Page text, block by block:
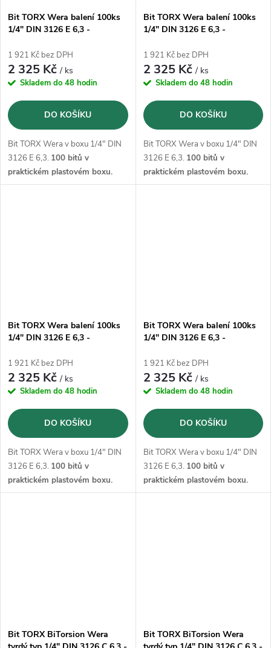
Bit TORX Wera balení 100ks
1/4" DIN 3126 E 6,3 -
1 921 Kč bez DPH
2 325 Kč/ ks
Skladem do 48 hodin
DO KOŠÍKU
Bit TORX Wera v boxu 1/4" DIN
3126 E 6,3. 100 bitů v
praktickém plastovém boxu.
Bit TORX Wera balení 100ks
1/4" DIN 3126 E 6,3 -
1 921 Kč bez DPH
2 325 Kč/ ks
Skladem do 48 hodin
DO KOŠÍKU
Bit TORX Wera v boxu 1/4" DIN
3126 E 6,3. 100 bitů v
praktickém plastovém boxu.
Bit TORX Wera balení 100ks
1/4" DIN 3126 E 6,3 -
1 921 Kč bez DPH
2 325 Kč/ ks
Skladem do 48 hodin
DO KOŠÍKU
Bit TORX Wera v boxu 1/4" DIN
3126 E 6,3. 100 bitů v
praktickém plastovém boxu.
Bit TORX Wera balení 100ks
1/4" DIN 3126 E 6,3 -
1 921 Kč bez DPH
2 325 Kč/ ks
Skladem do 48 hodin
DO KOŠÍKU
Bit TORX Wera v boxu 1/4" DIN
3126 E 6,3. 100 bitů v
praktickém plastovém boxu.
Bit TORX BiTorsion Wera
Bit TORX BiTorsion Wera